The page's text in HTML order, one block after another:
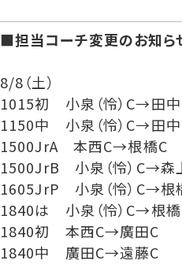
■担当コーチ変更のお知ら
8/8（土）
1015初 小泉（怜）C→田
1150中 小泉（怜）C→田
1500JrA 本西C→根橋C
1500JrB 小泉（怜）C→森
1605JrP 小泉（怜）C→根
1840は 小泉（怜）C→根
1840初 本西C→廣田C
1840中 廣田C→遠藤C